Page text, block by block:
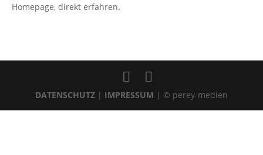
Homepage, direkt erfahren.
DATENSCHUTZ| IMPRESSUM | © perey-medien